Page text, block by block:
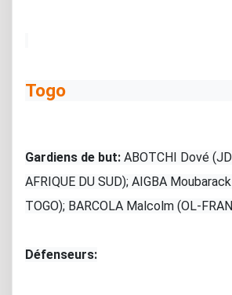
Togo
Gardiens de but: ABOTCHI Dové
AFRIQUE DU SUD); AIGBA
TOGO); BARCOLA Malcolm (OL-
Défenseurs: